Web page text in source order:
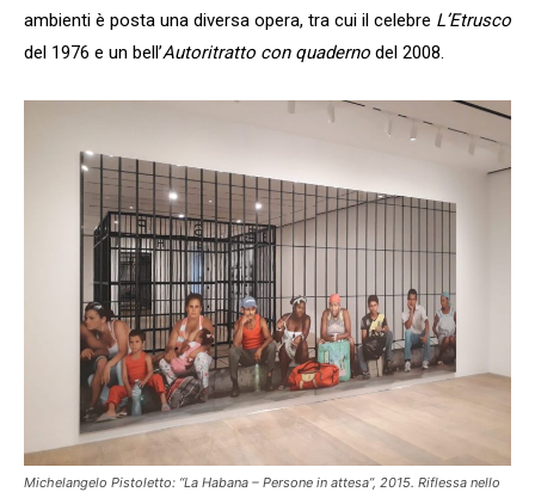
ambienti è posta una diversa opera, tra cui il celebre L’Etrusco
del 1976 e un bell’Autoritratto con quaderno del 2008.
Michelangelo Pistoletto: “La Habana – Persone in attesa”, 2015. Riflessa nello